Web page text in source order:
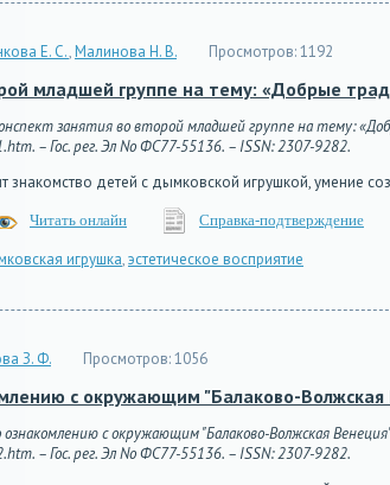
Е. С.,Малинова Н. В. Просмотров:1192
младшей группе на тему: «Добрые
занятия во второй младшей группе на тему:
– Гос. рег. Эл No ФС77-55136. – ISSN: 2307-9282.
детей с дымковской игрушкой, умение
Читать онлайн Справка-подтверждение
игрушка,эстетическое восприятие
З. Ф. Просмотров:1056
с окружающим "Балаково-
с окружающим "Балаково-Волжская
– Гос. рег. Эл No ФС77-55136. – ISSN: 2307-9282.